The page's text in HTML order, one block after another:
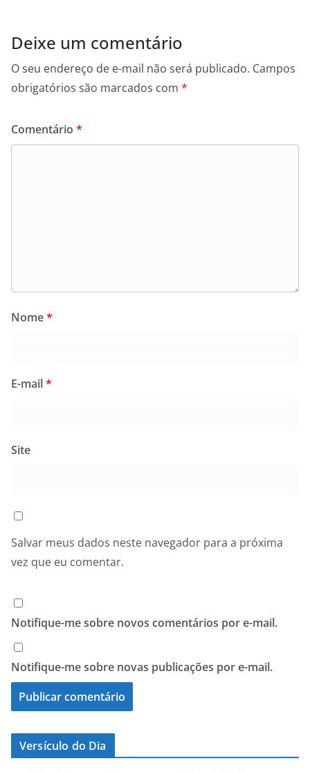
Deixe um comentário
O seu endereço de e-mail não será publicado. Campos
obrigatórios são marcados com *
Comentário *
Nome*
E-mail*
Site
Salvar meus dados neste navegador para a próxima
vez que eu comentar.
Notifique-me sobre novos comentários por e-mail.
Notifique-me sobre novas publicações por e-mail.
Versículo do Dia